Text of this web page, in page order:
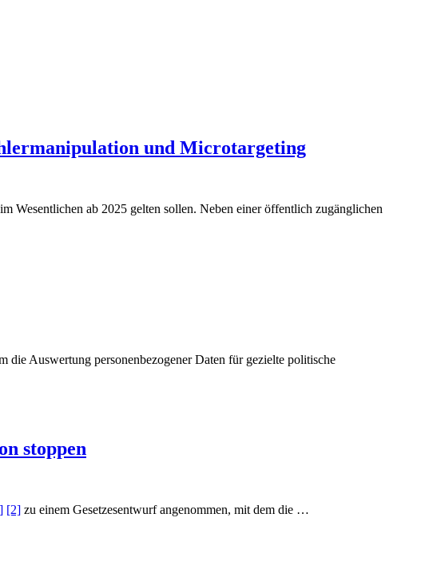
und Microtargeting
Wesentlichen ab 2025 gelten sollen. Neben einer öffentlich zugänglichen
die Auswertung personenbezogener Daten für gezielte politische
stoppen
[2] zu einem Gesetzesentwurf angenommen, mit dem die …